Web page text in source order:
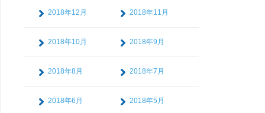
2018年12月 2018年11月
2018年10月 2018年9月
2018年8月 2018年7月
2018年6月 2018年5月